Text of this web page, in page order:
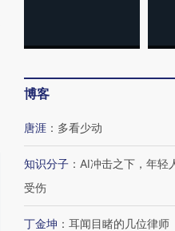
博客
唐涯 ： 多看少动
知识分子 ： AI冲击之下，年轻
受伤
丁金坤 ： 耳闻目睹的几位律师